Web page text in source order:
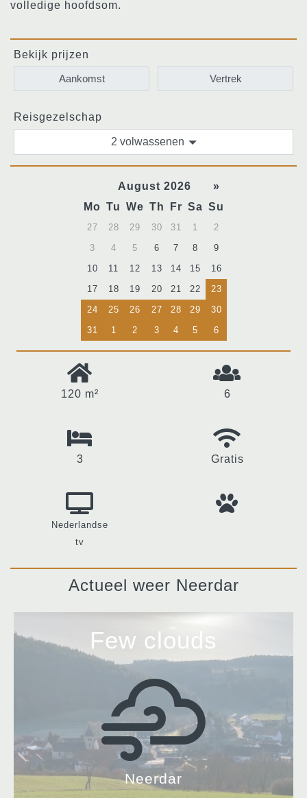
volledige hoofdsom.
Bekijk prijzen
Reisgezelschap
2 volwassenen
August 2026
»
Mo Tu We Th Fr Sa Su
27 28 29 30 31 1
2
3
4 5 6 7 8
9
10
11 12 13 14 15
16
17
18 19 20 21 22
23
24
25 26 27 28 29
30
31
1 2 3 4 5 6
120 m² 6
3 Gratis
Nederlandse
tv
Actueel weer Neerdar
Few clouds
Neerdar